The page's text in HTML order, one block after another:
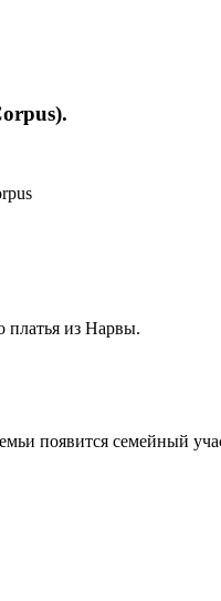
платья из Нарвы.
появится семейный